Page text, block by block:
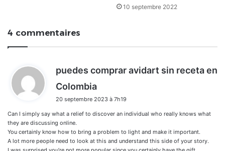
10 septembre 2022
4 commentaires
puedes comprar avidart sin receta en
Colombia
t
20 septembre 2023 à 7h19
Can I simply say what a relief to discover an individual who really knows what
they are discussing online.
You certainly know how to bring a problem to light and make it important.
A lot more people need to look at this and understand this side of your story.